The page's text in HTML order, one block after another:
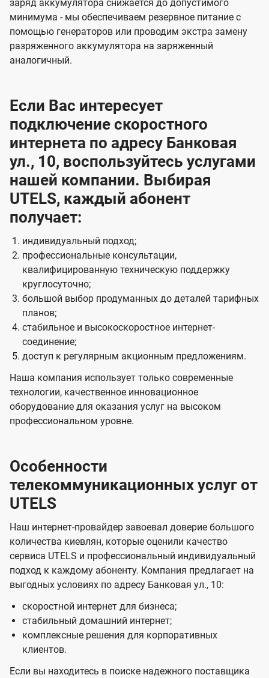
заряд аккумулятора снижается до допустимого
минимума - мы обеспечиваем резервное питание с
помощью генераторов или проводим экстра замену
разряженного аккумулятора на заряженный
аналогичный.
Если Вас интересует
подключение скоростного
интернета по адресу Банковая
ул., 10, воспользуйтесь услугами
нашей компании. Выбирая
UTELS, каждый абонент
получает:
индивидуальный подход;
профессиональные консультации,
квалифицированную техническую поддержку
круглосуточно;
большой выбор продуманных до деталей тарифных
планов;
стабильное и высокоскоростное интернет-
соединение;
доступ к регулярным акционным предложениям.
Наша компания использует только современные
технологии, качественное инновационное
оборудование для оказания услуг на высоком
профессиональном уровне.
Особенности
телекоммуникационных услуг от
UTELS
Наш интернет-провайдер завоевал доверие большого
количества киевлян, которые оценили качество
сервиса UTELS и профессиональный индивидуальный
подход к каждому абоненту. Компания предлагает на
выгодных условиях по адресу Банковая ул., 10:
скоростной интернет для бизнеса;
стабильный домашний интернет;
комплексные решения для корпоративных
клиентов.
Если вы находитесь в поиске надежного поставщика